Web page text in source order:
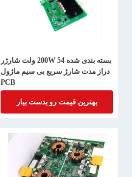
بسته بندی شده 200W 54 ولت شارژر
دراز مدت شارژ سریع بی سیم ماژول
PCB
بهترین قیمت رو بدست بیار